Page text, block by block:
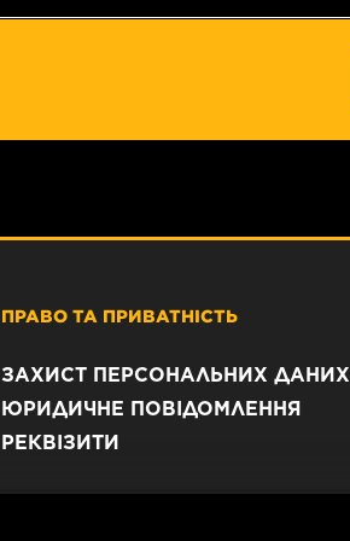
ПРАВО ТА ПРИВАТНІСТЬ
ЗАХИСТ ПЕРСОНАЛЬНИХ ДАНИХ
ЮРИДИЧНЕ ПОВІДОМЛЕННЯ
РЕКВІЗИТИ